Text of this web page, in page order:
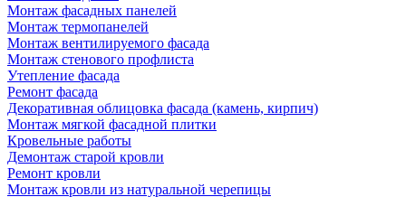
Монтаж фасадных панелей
Монтаж термопанелей
Монтаж вентилируемого фасада
Монтаж стенового профлиста
Утепление фасада
Ремонт фасада
Декоративная облицовка фасада (камень, кирпич)
Монтаж мягкой фасадной плитки
Кровельные работы
Демонтаж старой кровли
Ремонт кровли
Монтаж кровли из натуральной черепицы